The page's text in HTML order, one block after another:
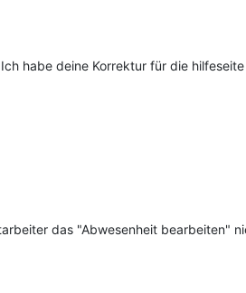
habe deine Korrektur für die
das "Abwesenheit bearbeiten"